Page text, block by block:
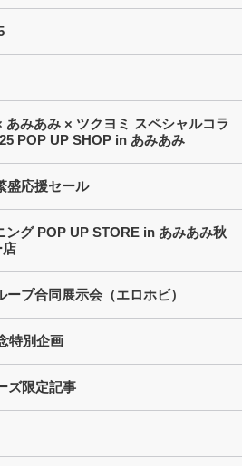
みあみ × ツクヨミ スペシャルコラ
POP UP SHOP in あみあみ
盛応援セール
ング POP UP STORE in あみあみ秋
店
プ合同展示会（エロホビ）
特別企画
ズ限定記事